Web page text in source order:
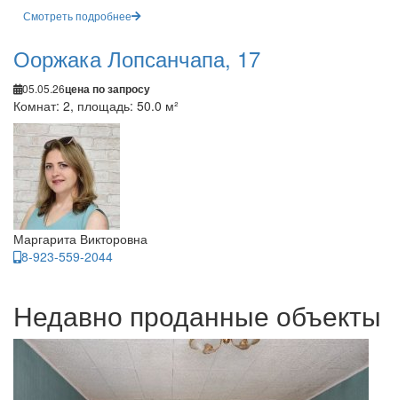
Смотреть подробнее
Ооржака Лопсанчапа, 17
05.05.26цена по запросу
Комнат: 2, площадь: 50.0 м²
Маргарита Викторовна
8-923-559-2044
Недавно проданные объекты